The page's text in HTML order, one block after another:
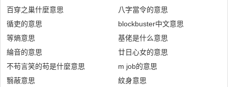
百穿之巢什麼意思
循吏的意思
等熵意思
綸音的意思
不苟言笑的苟是什麼意思
翳蔽意思
八字當令的意思
blockbuster中文意思
基佬是什么意思
廿日心女的意思
m job的意思
紋身意思